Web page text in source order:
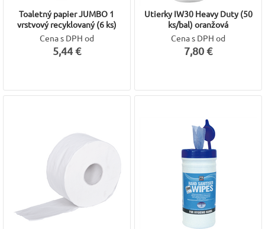
Toaletný papier JUMBO 1
vrstvový recyklovaný (6 ks)
Cena s DPH od
5,44 €
Utierky IW30 Heavy Duty (50
ks/bal) oranžová
Cena s DPH od
7,80 €